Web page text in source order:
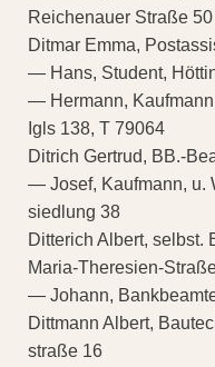
Reichenauer Straße 50
Ditmar Emma,
— Hans, Student,
— Hermann,
Igls 138, T 79064
Ditrich Gertrud, BB.-
— Josef, Kaufmann, u.
siedlung 38
Ditterich Albert, selbst.
Maria-Theresien-
— Johann,
Dittmann Albert,
straße 16